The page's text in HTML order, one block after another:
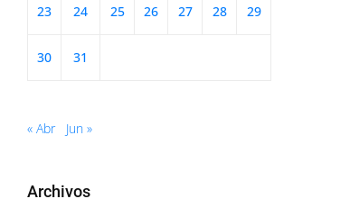
23 24 25 26 27 28 29
30 31
« Abr Jun »
Archivos